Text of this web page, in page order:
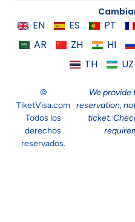
EN ES PT
AR
ZH HI
TH
UZ
©
TiketVisa.com
Todos los
derechos
reservados.
We provide
reservation,
ticket.